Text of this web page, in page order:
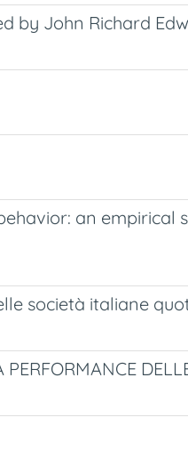
John Richard
an empirical
società italiane